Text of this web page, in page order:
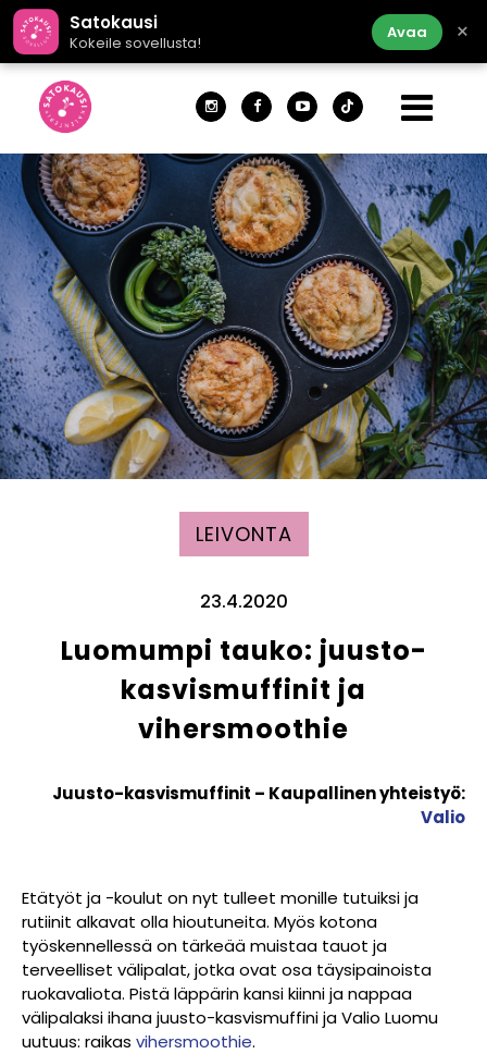
Satokausi
Kokeile sovellusta!
Avaa ×
LEIVONTA
23.4.2020
Luomumpi tauko: juusto-
kasvismuffinit ja
vihersmoothie
Juusto-kasvismuffinit – Kaupallinen yhteistyö:
Valio
Etätyöt ja -koulut on nyt tulleet monille tutuiksi ja
rutiinit alkavat olla hioutuneita. Myös kotona
työskennellessä on tärkeää muistaa tauot ja
terveelliset välipalat, jotka ovat osa täysipainoista
ruokavaliota. Pistä läppärin kansi kiinni ja nappaa
välipalaksi ihana juusto-kasvismuffini ja Valio Luomu
uutuus: raikas vihersmoothie.